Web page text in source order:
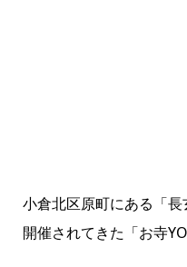
小倉北区原町にある「
開催されてきた「お寺